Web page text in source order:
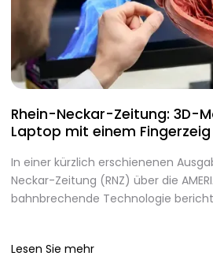
Rhein-Neckar-Zeitung: 3D-
Laptop mit einem
In einer kürzlich erschienenen
Neckar-Zeitung (RNZ) über die
bahnbrechende Technologie
Lesen Sie mehr